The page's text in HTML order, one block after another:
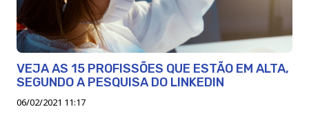
VEJA AS 15 PROFISSÕES QUE ESTÃO EM ALTA,
SEGUNDO A PESQUISA DO LINKEDIN
06/02/2021 11:17